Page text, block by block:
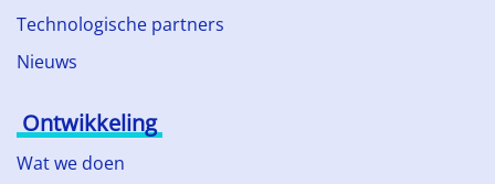
Technologische partners
Nieuws
Ontwikkeling
Wat we doen